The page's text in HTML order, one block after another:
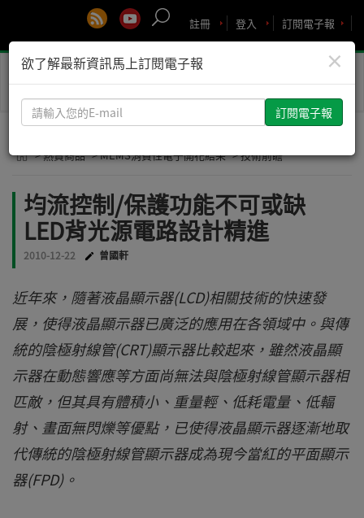
訂閱電子報
登入
註冊
Toggle
> 熱賣商品 > MEMS消費性電子開花結果 > 技術前瞻
均流控制/保護功能不可或缺
LED背光源電路設計精進
2010-12-22 曾國軒
近年來，隨著液晶顯示器(LCD)相關技術的快速發
展，使得液晶顯示器已廣泛的應用在各領域中。與傳
統的陰極射線管(CRT)顯示器比較起來，雖然液晶顯
示器在動態響應等方面尚無法與陰極射線管顯示器相
匹敵，但其具有體積小、重量輕、低耗電量、低輻
射、畫面無閃爍等優點，已使得液晶顯示器逐漸地取
代傳統的陰極射線管顯示器成為現今當紅的平面顯示
器(FPD)。
×
欲了解最新資訊馬上訂閱電子報
請
輸
您
E-
mail